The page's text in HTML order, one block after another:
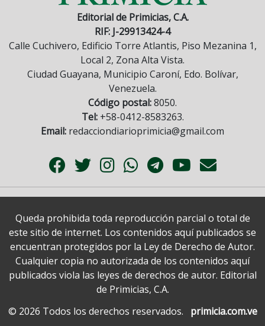
Editorial de Primicias, C.A.
RIF: J-29913424-4
Calle Cuchivero, Edificio Torre Atlantis, Piso Mezanina 1,
Local 2, Zona Alta Vista.
Ciudad Guayana, Municipio Caroní, Edo. Bolívar,
Venezuela.
Código postal:8050.
Tel:+58-0412-8583263.
Email: redacciondiarioprimicia@gmail.com
Queda prohibida toda reproducción parcial o total de
este sitio de internet. Los contenidos aquí publicados se
encuentran protegidos por la Ley de Derecho de Autor.
Cualquier copia no autorizada de los contenidos aquí
publicados viola las leyes de derechos de autor. Editorial
de Primicias, C.A.
© 2026 Todos los derechos reservados.
primicia.com.ve